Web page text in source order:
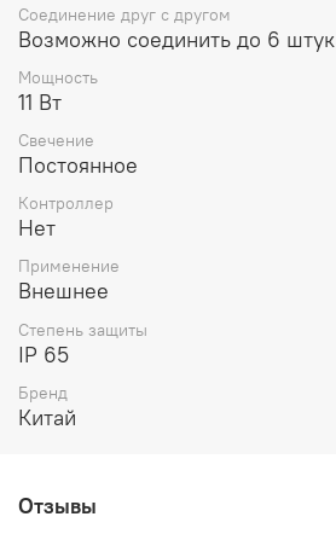
Соединение друг с другом
Возможно соединить до 6 штук
Мощность
11 Вт
Свечение
Постоянное
Контроллер
Нет
Применение
Внешнее
Степень защиты
IP 65
Бренд
Китай
Отзывы